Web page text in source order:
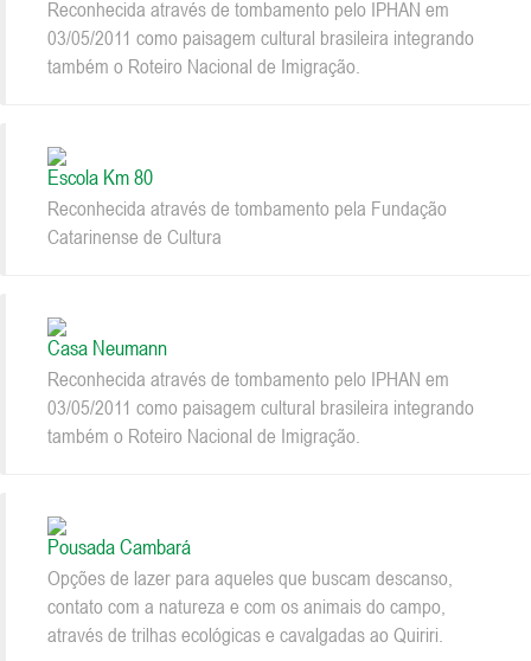
Reconhecida através de tombamento pelo IPHAN em
03/05/2011 como paisagem cultural brasileira integrando
também o Roteiro Nacional de Imigração.
Escola Km 80
Reconhecida através de tombamento pela Fundação
Catarinense de Cultura
Casa Neumann
Reconhecida através de tombamento pelo IPHAN em
03/05/2011 como paisagem cultural brasileira integrando
também o Roteiro Nacional de Imigração.
Pousada Cambará
Opções de lazer para aqueles que buscam descanso,
contato com a natureza e com os animais do campo,
através de trilhas ecológicas e cavalgadas ao Quiriri.